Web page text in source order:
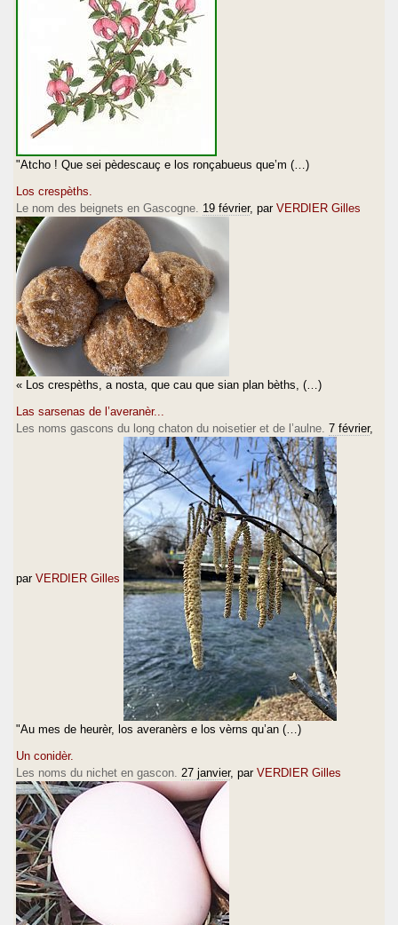
"Atcho ! Que sei pèdescauç e los ronçabueus que’m (…)
Los crespèths.
Le nom des beignets en Gascogne. 19 février, par VERDIER Gilles
« Los crespèths, a nosta, que cau que sian plan bèths, (…)
Las sarsenas de l’averanèr...
Les noms gascons du long chaton du noisetier et de l’aulne. 7 février,
par VERDIER Gilles
"Au mes de heurèr, los averanèrs e los vèrns qu’an (…)
Un conidèr.
Les noms du nichet en gascon. 27 janvier, par VERDIER Gilles